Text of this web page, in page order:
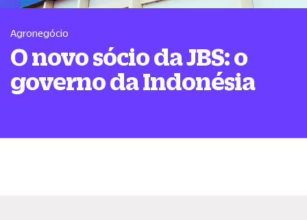
Agronegócio
O novo sócio da JBS: o
governo da Indonésia